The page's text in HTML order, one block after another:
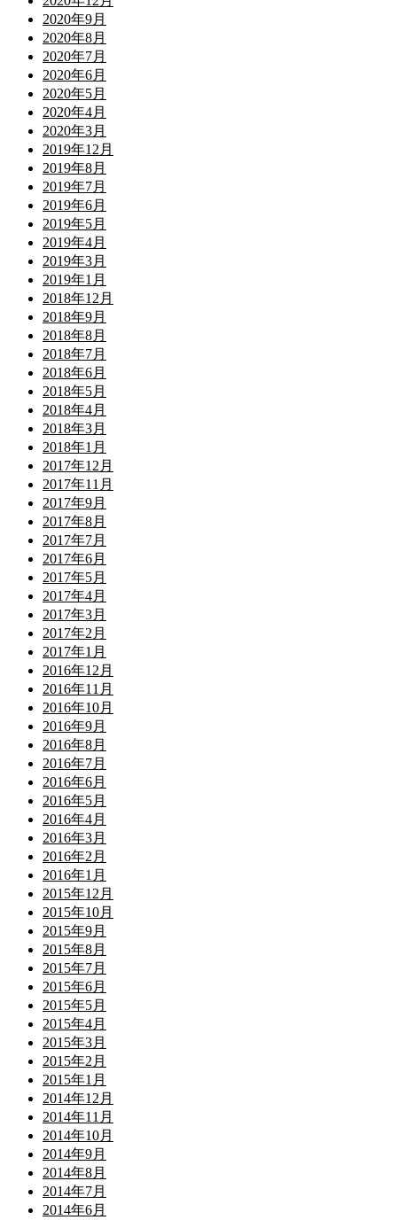
2020年9月
2020年8月
2020年7月
2020年6月
2020年5月
2020年4月
2020年3月
2019年12月
2019年8月
2019年7月
2019年6月
2019年5月
2019年4月
2019年3月
2019年1月
2018年12月
2018年9月
2018年8月
2018年7月
2018年6月
2018年5月
2018年4月
2018年3月
2018年1月
2017年12月
2017年11月
2017年9月
2017年8月
2017年7月
2017年6月
2017年5月
2017年4月
2017年3月
2017年2月
2017年1月
2016年12月
2016年11月
2016年10月
2016年9月
2016年8月
2016年7月
2016年6月
2016年5月
2016年4月
2016年3月
2016年2月
2016年1月
2015年12月
2015年10月
2015年9月
2015年8月
2015年7月
2015年6月
2015年5月
2015年4月
2015年3月
2015年2月
2015年1月
2014年12月
2014年11月
2014年10月
2014年9月
2014年8月
2014年7月
2014年6月